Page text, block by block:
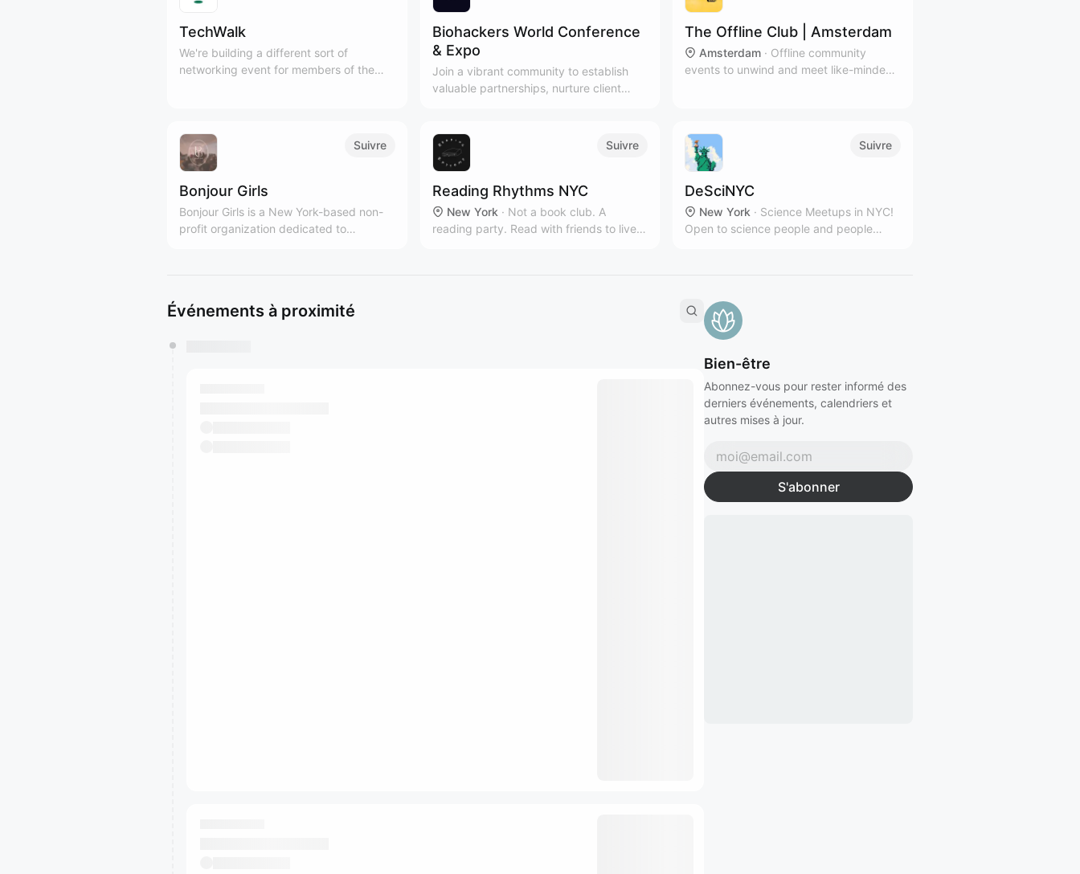
TechWalk
We're building a different sort of
networking event for members of the
movement.
Biohackers World Conference
& Expo
Join a vibrant community to establish
valuable partnerships, nurture client
The Offline Club | Amsterdam
Amsterdam · Offline community
events to unwind and meet like-minded
Suivre
Bonjour Girls
Bonjour Girls is a New York-based non-
profit organization dedicated to
Suivre
Reading Rhythms NYC
New York · Not a book club. A
reading party. Read with friends to live
Suivre
DeSciNYC
New York · Science Meetups in NYC!
Open to science people and people
Bien-être
Abonnez-vous pour rester informé des
derniers événements, calendriers et
autres mises à jour.
S'abonner
Événements à proximité